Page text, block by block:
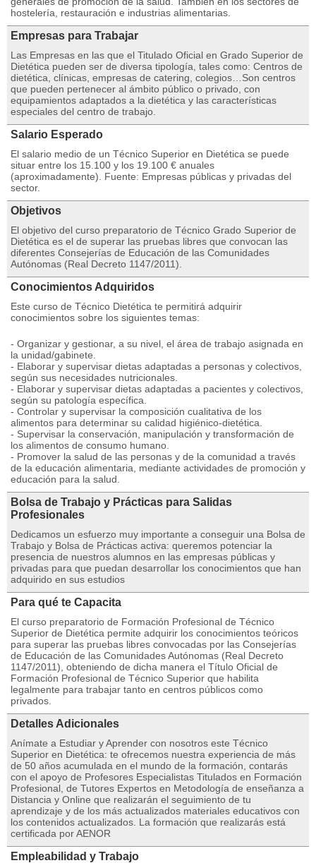
hostelería, restauración e industrias alimentarias.
Empresas para Trabajar
Las Empresas en las que el Titulado Oficial en Grado Superior de
Dietética pueden ser de diversa tipología, tales como: Centros de
dietética, clínicas, empresas de catering, colegios…Son centros
que pueden pertenecer al ámbito público o privado, con
equipamientos adaptados a la dietética y las características
especiales del centro de trabajo.
Salario Esperado
El salario medio de un Técnico Superior en Dietética se puede
situar entre los 15.100 y los 19.100 € anuales
(aproximadamente). Fuente: Empresas públicas y privadas del
sector.
Objetivos
El objetivo del curso preparatorio de Técnico Grado Superior de
Dietética es el de superar las pruebas libres que convocan las
diferentes Consejerías de Educación de las Comunidades
Autónomas (Real Decreto 1147/2011).
Conocimientos Adquiridos
Este curso de Técnico Dietética te permitirá adquirir
conocimientos sobre los siguientes temas:
- Organizar y gestionar, a su nivel, el área de trabajo asignada en
la unidad/gabinete.
- Elaborar y supervisar dietas adaptadas a personas y colectivos,
según sus necesidades nutricionales.
- Elaborar y supervisar dietas adaptadas a pacientes y colectivos,
según su patología específica.
- Controlar y supervisar la composición cualitativa de los
alimentos para determinar su calidad higiénico-dietética.
- Supervisar la conservación, manipulación y transformación de
los alimentos de consumo humano.
- Promover la salud de las personas y de la comunidad a través
de la educación alimentaria, mediante actividades de promoción y
educación para la salud.
Bolsa de Trabajo y Prácticas para Salidas
Profesionales
Dedicamos un esfuerzo muy importante a conseguir una Bolsa de
Trabajo y Bolsa de Prácticas activa: queremos potenciar la
presencia de nuestros alumnos en las empresas públicas y
privadas para que puedan desarrollar los conocimientos que han
adquirido en sus estudios
Para qué te Capacita
El curso preparatorio de Formación Profesional de Técnico
Superior de Dietética permite adquirir los conocimientos teóricos
para superar las pruebas libres convocadas por las Consejerías
de Educación de las Comunidades Autónomas (Real Decreto
1147/2011), obteniendo de dicha manera el Título Oficial de
Formación Profesional de Técnico Superior que habilita
legalmente para trabajar tanto en centros públicos como
privados.
Detalles Adicionales
Anímate a Estudiar y Aprender con nosotros este Técnico
Superior en Dietética: te ofrecemos nuestra experiencia de más
de 50 años acumulada en el mundo de la formación, contarás
con el apoyo de Profesores Especialistas Titulados en Formación
Profesional, de Tutores Expertos en Metodología de enseñanza a
Distancia y Online que realizarán el seguimiento de tu
aprendizaje y de los más actualizados materiales educativos con
los contenidos actualizados. La formación que realizarás está
certificada por AENOR
Empleabilidad y Trabajo